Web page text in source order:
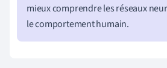
mieux comprendre les réseaux
le comportement humain.